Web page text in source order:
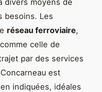
besoins. Les
réseau ferroviaire,
celle de
par des services
est
indiquées, idéales